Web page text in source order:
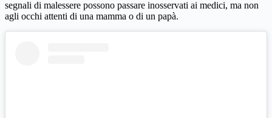
segnali di malessere possono passare inosservati ai medici, ma non
agli occhi attenti di una mamma o di un papà.